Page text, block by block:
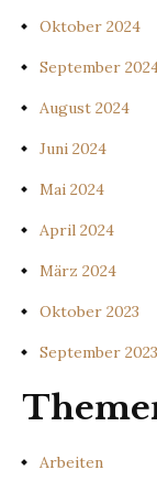
Oktober 2024
September
August 2024
Juni 2024
Mai 2024
April 2024
März 2024
Oktober 2023
September 2023
Arbeiten